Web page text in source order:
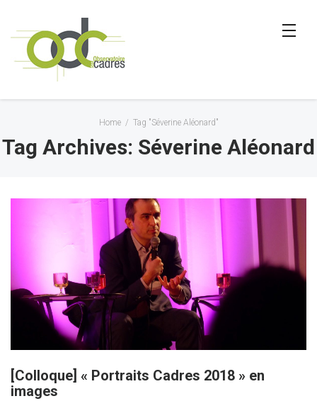
Home / Tag "Séverine Aléonard"
Tag Archives: Séverine Aléonard
[Colloque] « Portraits Cadres 2018 » en
images